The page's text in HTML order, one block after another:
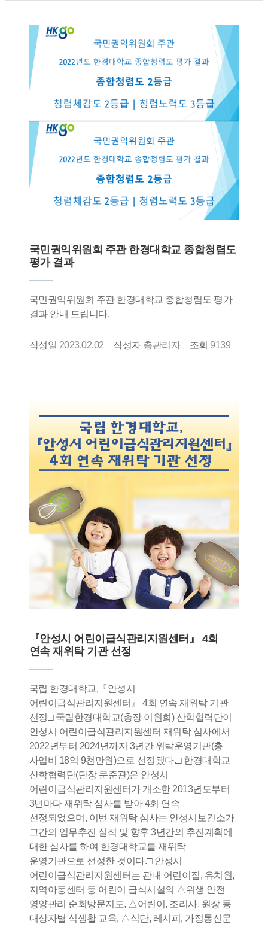
국민권익위원회 주관 한경대학교 종합청렴도
평가 결과
국민권익위원회 주관 한경대학교 종합청렴도 평가
결과 안내 드립니다.
작성일 2023.02.02 작성자 총관리자 조회 9139
『안성시 어린이급식관리지원센터』 4회
연속 재위탁 기관 선정
국립 한경대학교,『안성시
어린이급식관리지원센터』 4회 연속 재위탁 기관
선정□ 국립한경대학교(총장 이원희) 산학협력단이
안성시 어린이급식관리지원센터 재위탁 심사에서
2022년부터 2024년까지 3년간 위탁운영기관(총
사업비 18억 9천만원)으로 선정됐다.□ 한경대학교
산학협력단(단장 문준관)은 안성시
어린이급식관리지원센터가 개소한 2013년도부터
3년마다 재위탁 심사를 받아 4회 연속
선정되었으며, 이번 재위탁 심사는 안성시보건소가
그간의 업무추진 실적 및 향후 3년간의 추진계획에
대한 심사를 하여 한경대학교를 재위탁
운영기관으로 선정한 것이다.□ 안성시
어린이급식관리지원센터는 관내 어린이집, 유치원,
지역아동센터 등 어린이 급식시설의 △위생 안전
영양관리 순회방문지도, △어린이, 조리사, 원장 등
대상자별 식생활 교육, △식단, 레시피, 가정통신문